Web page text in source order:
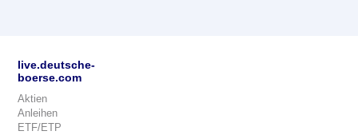
live.deutsche-
boerse.com
Aktien
Anleihen
ETF/ETP